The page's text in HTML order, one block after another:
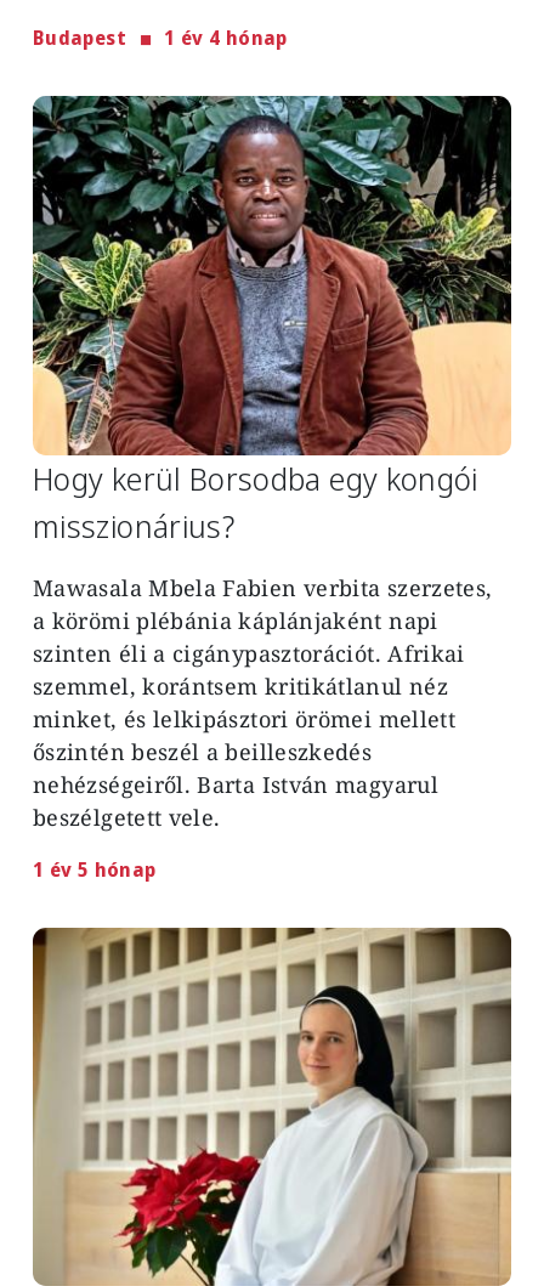
Budapest 1 év 4 hónap
Image
Hogy kerül Borsodba egy kongói
misszionárius?
Mawasala Mbela Fabien verbita szerzetes,
a körömi plébánia káplánjaként napi
szinten éli a cigánypasztorációt. Afrikai
szemmel, korántsem kritikátlanul néz
minket, és lelkipásztori örömei mellett
őszintén beszél a beilleszkedés
nehézségeiről. Barta István magyarul
beszélgetett vele.
1 év 5 hónap
Image